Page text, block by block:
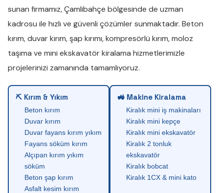
sunan firmamız,Çamlibahçe bölgesinde de uzman
kadrosu ile hızlı ve güvenli çözümler sunmaktadır. Beton
kırım,duvar kırım,şap kırımı,kompresörlü kırım,moloz
taşıma ve mini ekskavatör kiralama hizmetlerimizle
projelerinizi zamanında tamamlıyoruz.
⛏ Kırım & Yıkım
Beton kırım
Duvar kırım
Duvar fayans kırım yıkım
Fayans söküm kırım
Alçıpan kırım yıkım
söküm
Beton şap kırım
Asfalt kesim kırım
🚜 Makine Kiralama
Kiralık mini iş makinaları
Kiralık mini kepçe
Kiralık mini ekskavatör
Kiralık 2 tonluk
ekskavatör
Kiralık bobcat
Kiralık 1CX & mini kato